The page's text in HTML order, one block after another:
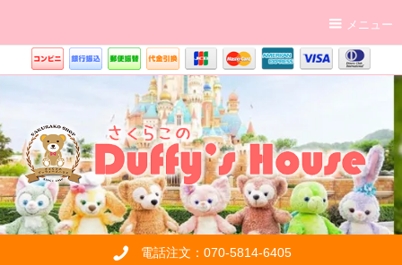
メニュー
電話注文：070-5814-6405